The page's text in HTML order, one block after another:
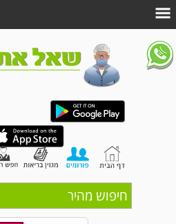
חיפוש מהיר